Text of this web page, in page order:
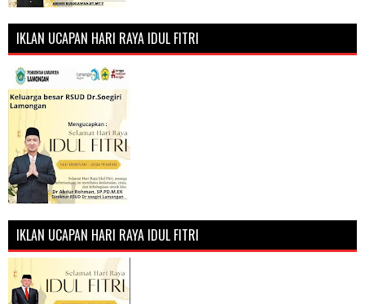
IKLAN UCAPAN HARI RAYA IDUL FITRI
IKLAN UCAPAN HARI RAYA IDUL FITRI